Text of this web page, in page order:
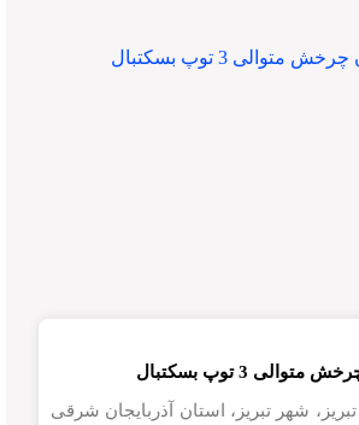
3 توپ بسکتبال
تبریز، شهر تبریز، استان آذربایجان شرقی